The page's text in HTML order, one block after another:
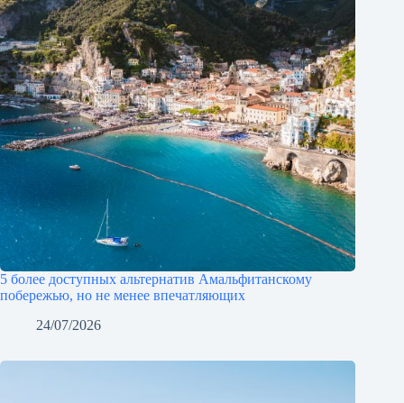
5 более доступных альтернатив Амальфитанскому
побережью, но не менее впечатляющих
24/07/2026